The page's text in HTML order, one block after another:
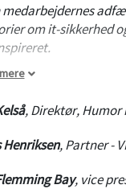
medarbejdernes
om it-sikkerhed
tager vi op
,Direktør,Humor
Henriksen,Partner -
Bay, vice